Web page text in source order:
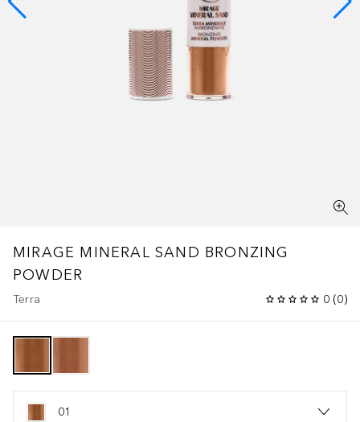
MIRAGE MINERAL SAND BRONZING
POWDER
Terra 0 (0)
01